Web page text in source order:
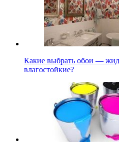
Какие выбрать обои —
влагостойкие?